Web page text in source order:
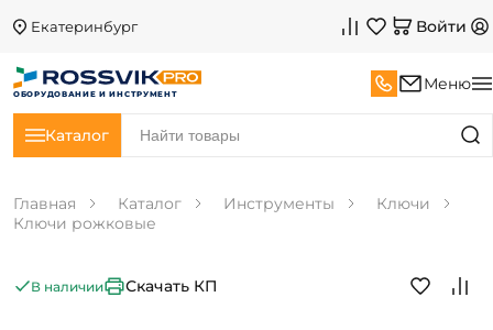
Екатеринбург Войти
ОБОРУДОВАНИЕ И ИНСТРУМЕНТ
Меню
Каталог
Главная Каталог Инструменты
Ключи
Ключи рожковые
В наличии Скачать КП